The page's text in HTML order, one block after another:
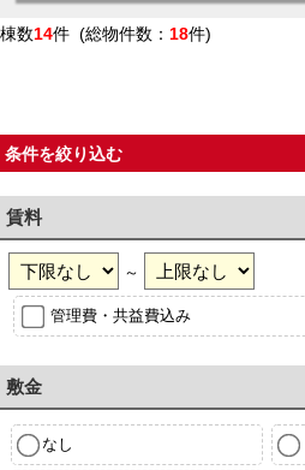
棟数14件 (総物件数： 18件)
条件を絞り込む
賃料
～
管理費・共益費込み
敷金
なし